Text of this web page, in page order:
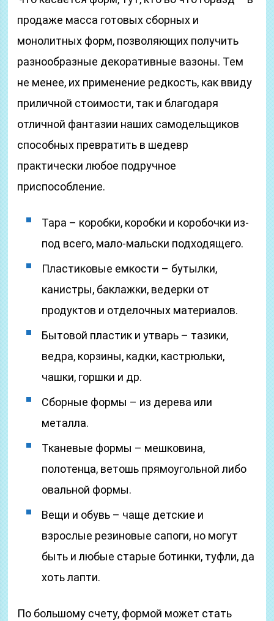
продаже масса готовых сборных и
монолитных форм, позволяющих получить
разнообразные декоративные вазоны. Тем
не менее, их применение редкость, как ввиду
приличной стоимости, так и благодаря
отличной фантазии наших самодельщиков
способных превратить в шедевр
практически любое подручное
приспособление.
Тара – коробки, коробки и коробочки из-
под всего, мало-мальски подходящего.
Пластиковые емкости – бутылки,
канистры, баклажки, ведерки от
продуктов и отделочных материалов.
Бытовой пластик и утварь – тазики,
ведра, корзины, кадки, кастрюльки,
чашки, горшки и др.
Сборные формы – из дерева или
металла.
Тканевые формы – мешковина,
полотенца, ветошь прямоугольной либо
овальной формы.
Вещи и обувь – чаще детские и
взрослые резиновые сапоги, но могут
быть и любые старые ботинки, туфли, да
хоть лапти.
По большому счету, формой может стать